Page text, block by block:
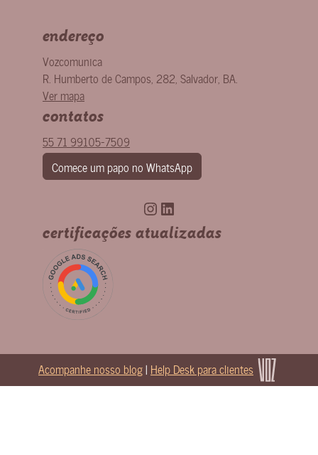
endereço
Vozcomunica
R. Humberto de Campos, 282 Salvador BA
Ver mapa
contatos
55 71 99105-7509
Comece um papo no WhatsApp
Instagram
LinkedIn
certificações atualizadas
Acompanhe nosso blog| Help Desk para clientes